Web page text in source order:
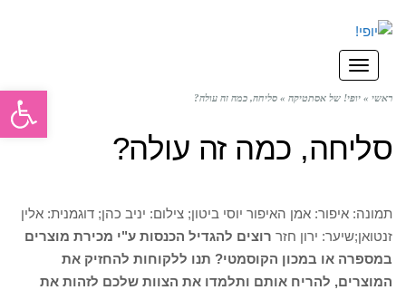
תפריט
ראשי » יופי! של אסתטיקה » סליחה, כמה זה עולה?
סליחה, כמה זה עולה?
תמונה: איפור: אמן האיפור יוסי ביטון; צילום: יניב כהן; דוגמנית: אלין
זנטואן;שיער: ירון חזר רוצים להגדיל הכנסות ע"י מכירת מוצרים
במספרה או במכון הקוסמטי? תנו ללקוחות להחזיק את
המוצרים, להריח אותם ותלמדו את הצוות שלכם לזהות את
פתח